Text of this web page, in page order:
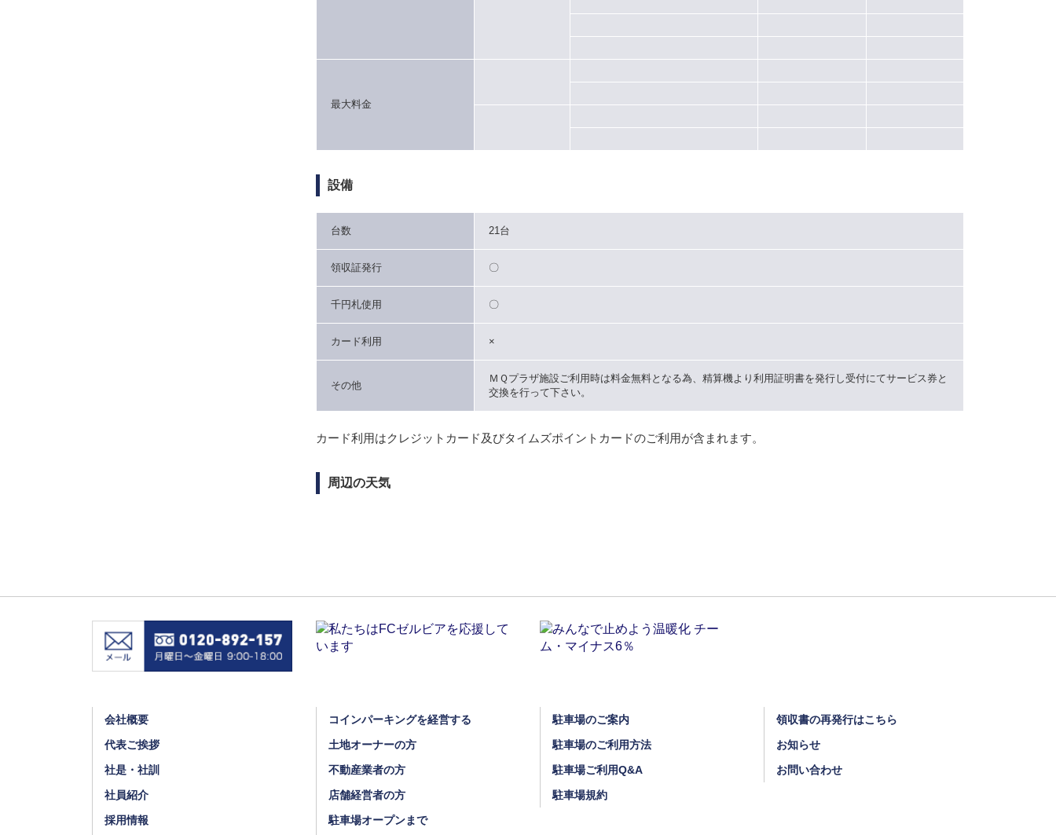
最大料金
設備
台数 21台
領収証発行 〇
千円札使用 〇
カード利用 ×
その他
ＭＱプラザ施設ご利用時は料金無料となる為、精算機より利用証明書を発行し受付にてサービス券と
交換を行って下さい。
カード利用はクレジットカード及びタイムズポイントカードのご利用が含まれます。
周辺の天気
会社概要
代表ご挨拶
社是・社訓
社員紹介
採用情報
コインパーキングを経営する
土地オーナーの方
不動産業者の方
店舗経営者の方
駐車場オープンまで
駐車場のご案内
駐車場のご利用方法
駐車場ご利用Q&A
駐車場規約
領収書の再発行はこちら
お知らせ
お問い合わせ